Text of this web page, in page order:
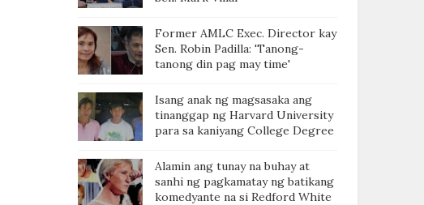
Former AMLC Exec. Director kay
Sen. Robin Padilla: 'Tanong-
tanong din pag may time'
Isang anak ng magsasaka ang
tinanggap ng Harvard University
para sa kaniyang College Degree
Alamin ang tunay na buhay at
sanhi ng pagkamatay ng batikang
komedyante na si Redford White